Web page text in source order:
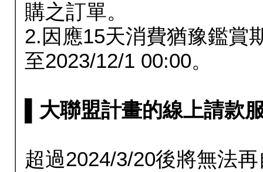
購之訂單。
2.因應15天消費猶豫鑑賞
至2023/12/1 00:00。
▌大聯盟計畫的線上請款
超過2024/3/20後將無法